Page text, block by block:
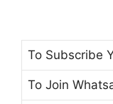
To Subscribe
To Join